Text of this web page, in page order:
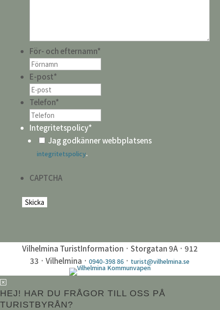
För- och efternamn*
E-post*
Telefon*
Integritetspolicy*
Jag godkänner webbplatsens
integritetspolicy.
CAPTCHA
Vilhelmina TuristInformation · Storgatan 9A · 912
33 · Vilhelmina ·0940-398 86 · turist@vilhelmina.se
HEJ! HAR DU FRÅGOR TILL OSS PÅ
TURISTBYRÅN?